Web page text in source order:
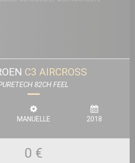
C3 AIRCROSS
82CH FEEL
MANUELLE 2018
0 €